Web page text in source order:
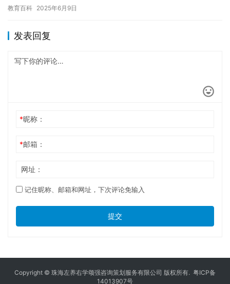
对身…
教育百科 2025年6月9日
发表回复
*昵称：
*邮箱：
网址：
记住昵称、邮箱和网址，下次评论免输入
提交
Copyright © 珠海左养右学颂强咨询策划服务有限公司 版权所有. 粤ICP备
14013907号